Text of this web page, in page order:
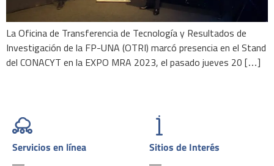
La Oficina de Transferencia de Tecnología y Resultados de
Investigación de la FP-UNA (OTRI) marcó presencia en el Stand
del CONACYT en la EXPO MRA 2023, el pasado jueves 20 […]
Servicios en línea Sitios de Interés